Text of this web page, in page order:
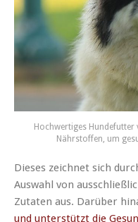
Hochwertiges
Nährstoffen, um
Dieses zeichnet sich
Auswahl von
Zutaten aus. Darüber
und unterstützt die